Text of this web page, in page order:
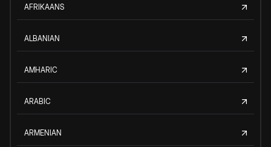
AFRIKAANS
ALBANIAN
AMHARIC
ARABIC
ARMENIAN